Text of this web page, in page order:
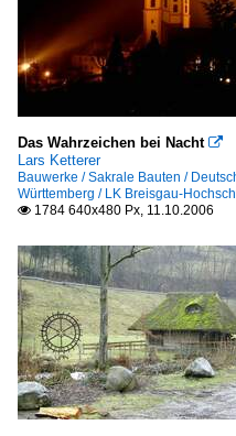
Das Wahrzeichen bei Nacht 
Lars Ketterer
Bauwerke / Sakrale Bauten /
Württemberg / LK Breisgau-
 1784 640x480 Px, 11.10.2006